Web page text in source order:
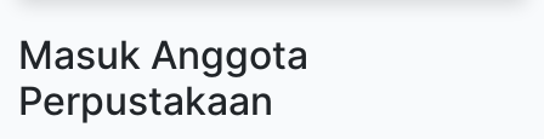
Masuk Anggota
Perpustakaan